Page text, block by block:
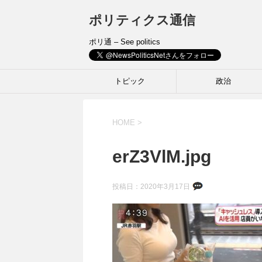
ポリティクス通信
ポリ通 – See politics
トピック 政治
HOME >
erZ3VlM.jpg
投稿日： 2020年3月17日